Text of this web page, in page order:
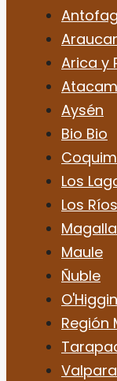
Arica y
Aysén
Bio Bio
Los
Los Ríos
Maule
Ñuble
Región